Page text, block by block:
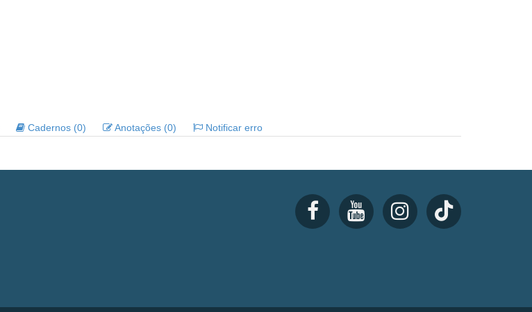
Cadernos (0) Anotações (0) Notificar erro